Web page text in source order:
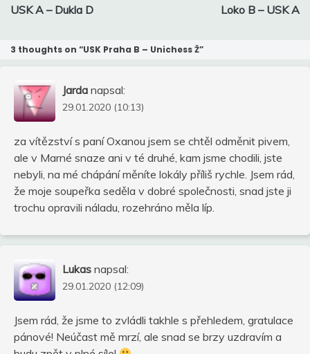
příspěvek
USK A – Dukla D Loko B – USK A
3 thoughts on “USK Praha B – Unichess Ž”
Jarda napsal:
29.01.2020 (10:13)
za vítězství s paní Oxanou jsem se chtěl odměnit pivem,
ale v Marné snaze ani v té druhé, kam jsme chodili, jste
nebyli, na mé chápání měníte lokály příliš rychle. Jsem rád,
že moje soupeřka seděla v dobré společnosti, snad jste ji
trochu opravili náladu, rozehráno měla líp.
Lukas napsal:
29.01.2020 (12:09)
Jsem rád, že jsme to zvládli takhle s přehledem, gratulace
pánové! Neúčast mě mrzí, ale snad se brzy uzdravím a